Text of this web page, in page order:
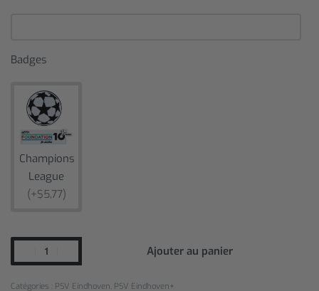
Badges
Champions
League
(+$5,77)
Ajouter au panier
Catégories : PSV Eindhoven PSV Eindhoven+